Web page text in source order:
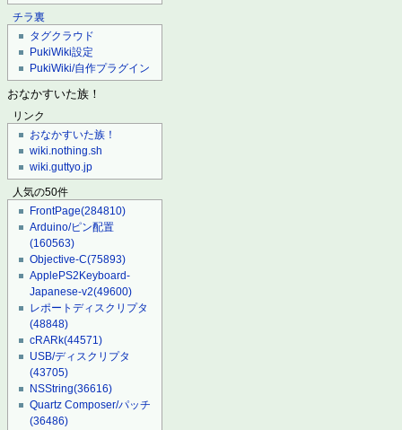
チラ裏
タグクラウド
PukiWiki設定
PukiWiki/自作プラグイン
おなかすいた族！
リンク
おなかすいた族！
wiki.nothing.sh
wiki.guttyo.jp
人気の50件
FrontPage(284810)
Arduino/ピン配置
(160563)
Objective-C(75893)
ApplePS2Keyboard-
Japanese-v2(49600)
レポートディスクリプタ
(48848)
cRARk(44571)
USB/ディスクリプタ
(43705)
NSString(36616)
Quartz Composer/パッチ
(36486)